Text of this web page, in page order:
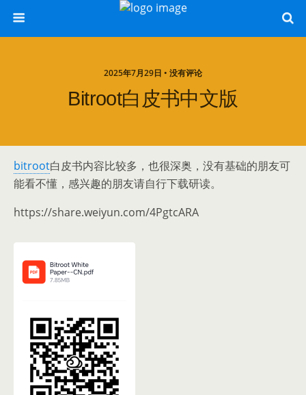
2025年7月29日 • 没有评论
Bitroot白皮书中文版
bitroot白皮书内容比较多，也很深奥，没有基础的朋友可
能看不懂，感兴趣的朋友请自行下载研读。
https://share.weiyun.com/4PgtcARA